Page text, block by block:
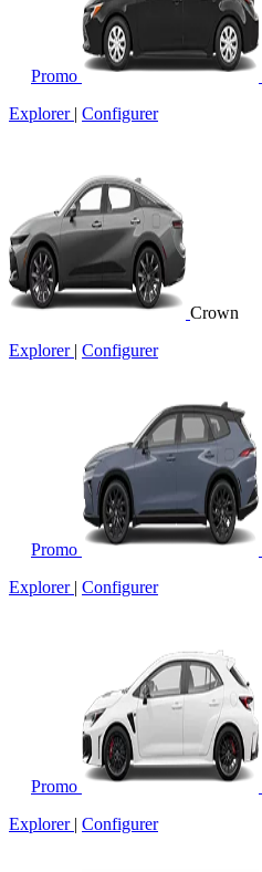
Promo
Explorer | Configurer
Crown
Explorer | Configurer
Promo
Explorer | Configurer
Promo
Explorer | Configurer